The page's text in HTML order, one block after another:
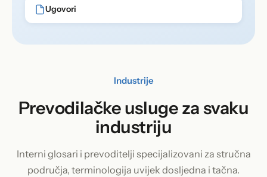
Ugovori
Industrije
Prevodilačke usluge za svaku
industriju
Interni glosari i prevoditelji specijalizovani za stručna
područja, terminologija uvijek dosljedna i tačna.